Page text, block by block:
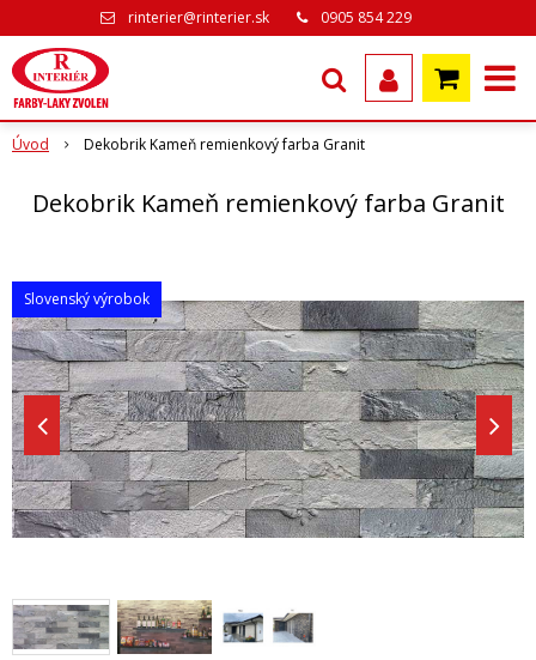
rinterier@rinterier.sk 0905 854 229
Úvod Dekobrik Kameň remienkový farba Granit
Dekobrik Kameň remienkový farba Granit
Slovenský výrobok